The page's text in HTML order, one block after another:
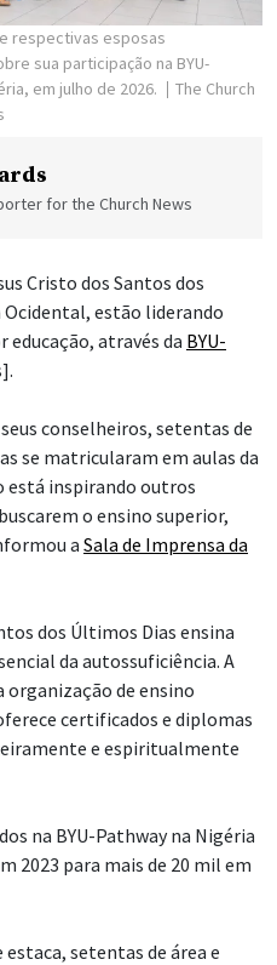
respectivas esposas
sua participação na BYU-
em julho de 2026.
The Church
for the Church News
Cristo dos Santos dos
estão liderando
educação, através da BYU-
conselheiros, setentas de
se matricularam em aulas da
está inspirando outros
o ensino superior,
a Sala de Imprensa da
dos Últimos Dias ensina
da autossuficiência. A
organização de ensino
certificados e diplomas
e espiritualmente
na BYU-Pathway na Nigéria
2023 para mais de 20 mil em
setentas de área e